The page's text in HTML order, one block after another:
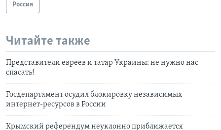
Россия
Читайте также
Представители евреев и татар Украины: не нужно нас
спасать!
Госдепартамент осудил блокировку независимых
интернет-ресурсов в России
Крымский референдум неуклонно приближается